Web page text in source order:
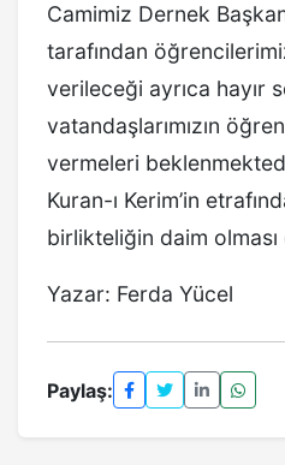
Camimiz Dernek
tarafından
verileceği ayrıca hayır
vatandaşlarımızın
vermeleri
Kuran-ı Kerim’in
birlikteliğin daim
Yazar: Ferda Yücel
Paylaş: